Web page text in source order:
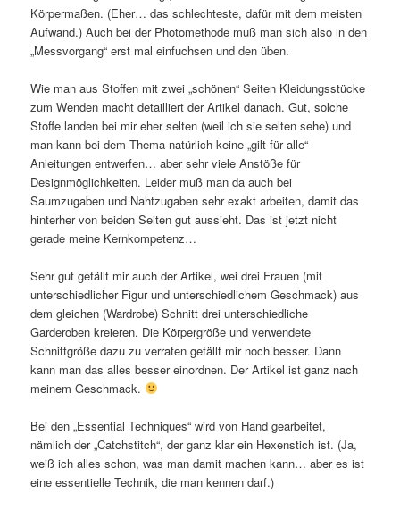
Körpermaßen. (Eher… das schlechteste, dafür mit dem meisten
Aufwand.) Auch bei der Photomethode muß man sich also in den
„Messvorgang“ erst mal einfuchsen und den üben.
Wie man aus Stoffen mit zwei „schönen“ Seiten Kleidungsstücke
zum Wenden macht detailliert der Artikel danach. Gut, solche
Stoffe landen bei mir eher selten (weil ich sie selten sehe) und
man kann bei dem Thema natürlich keine „gilt für alle“
Anleitungen entwerfen… aber sehr viele Anstöße für
Designmöglichkeiten. Leider muß man da auch bei
Saumzugaben und Nahtzugaben sehr exakt arbeiten, damit das
hinterher von beiden Seiten gut aussieht. Das ist jetzt nicht
gerade meine Kernkompetenz…
Sehr gut gefällt mir auch der Artikel, wei drei Frauen (mit
unterschiedlicher Figur und unterschiedlichem Geschmack) aus
dem gleichen (Wardrobe) Schnitt drei unterschiedliche
Garderoben kreieren. Die Körpergröße und verwendete
Schnittgröße dazu zu verraten gefällt mir noch besser. Dann
kann man das alles besser einordnen. Der Artikel ist ganz nach
meinem Geschmack.
Bei den „Essential Techniques“ wird von Hand gearbeitet,
nämlich der „Catchstitch“, der ganz klar ein Hexenstich ist. (Ja,
weiß ich alles schon, was man damit machen kann… aber es ist
eine essentielle Technik, die man kennen darf.)